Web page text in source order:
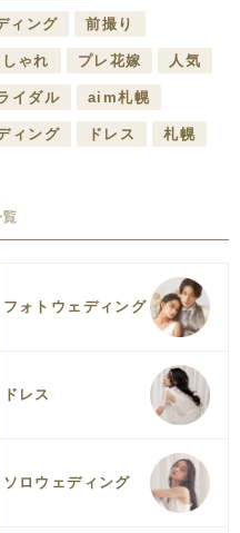
ィング 前撮り
ゃれ プレ花嫁 人気
イダル aim札幌
ィング ドレス 札幌
フォトウェディング
ドレス
ソロウェディング